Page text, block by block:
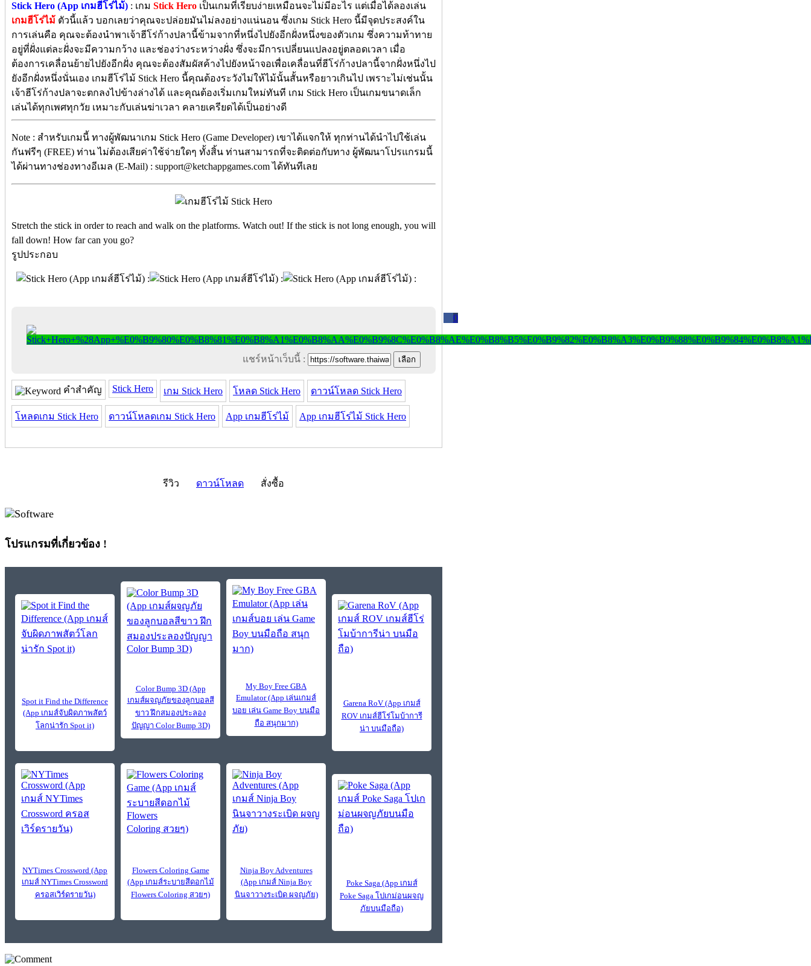
Stick Hero (App เกมฮีโร่ไม้) : เกม Stick Hero เป็นเกมที่เรียบง่ายเหมือนจะไม่มีอะไร แต่เมื่อได้ลองเล่น
เกมฮีโร่ไม้ ตัวนี้แล้ว บอกเลยว่าคุณจะปล่อยมันไม่ลงอย่างแน่นอน ซึ่งเกม Stick Hero นี้มีจุดประสงค์ใน
การเล่นคือ คุณจะต้องนำพาเจ้าฮีโร่ก้างปลานี้ข้ามจากที่หนึ่งไปยังอีกฝั่งหนึ่งของตัวเกม ซึ่งความท้าทาย
อยู่ที่ฝั่งแต่ละฝั่งจะมีความกว้าง และช่องว่างระหว่างฝั่ง ซึ่งจะมีการเปลี่ยนแปลงอยู่ตลอดเวลา เมื่อ
ต้องการเคลื่อนย้ายไปยังอีกฝั่ง คุณจะต้องสัมผัสค้างไปยังหน้าจอเพื่อเคลื่อนที่ฮีโร่ก้างปลานี้จากฝั่งหนึ่งไป
ยังอีกฝั่งหนึ่งนั่นเอง เกมฮีโร่ไม้ Stick Hero นี้คุณต้องระวังไม่ให้ไม้นั้นสั้นหรือยาวเกินไป เพราะไม่เช่นนั้น
เจ้าฮีโร่ก้างปลาจะตกลงไปข้างล่างได้ และคุณต้องเริ่มเกมใหม่ทันที เกม Stick Hero เป็นเกมขนาดเล็ก
เล่นได้ทุกเพศทุกวัย เหมาะกับเล่นฆ่าเวลา คลายเครียดได้เป็นอย่างดี
Note : สำหรับเกมนี้ ทางผู้พัฒนาเกม Stick Hero (Game Developer) เขาได้แจกให้ ทุกท่านได้นำไปใช้เล่น
กันฟรีๆ (FREE) ท่าน ไม่ต้องเสียค่าใช้จ่ายใดๆ ทั้งสิ้น ท่านสามารถที่จะติดต่อกับทาง ผู้พัฒนาโปรแกรมนี้
ได้ผ่านทางช่องทางอีเมล (E-Mail) : support@ketchappgames.com ได้ทันทีเลย
Stretch the stick in order to reach and walk on the platforms. Watch out! If the stick is not long enough, you will
fall down! How far can you go?
รูปประกอบ
0
แชร์หน้าเว็บนี้ :
คำสำคัญ Stick Hero เกม Stick Hero โหลด Stick Hero ดาวน์โหลด Stick Hero
โหลดเกม Stick Hero ดาวน์โหลดเกม Stick Hero App เกมฮีโร่ไม้ App เกมฮีโร่ไม้ Stick Hero
รีวิว ดาวน์โหลด สั่งซื้อ
โปรแกรมที่เกี่ยวข้อง !
Spot it Find the Difference
(App เกมส์จับผิดภาพสัตว์
โลกน่ารัก Spot it)
Color Bump 3D (App
เกมส์ผจญภัยของลูกบอลสี
ขาว ฝึกสมองประลอง
ปัญญา Color Bump 3D)
My Boy Free GBA
Emulator (App เล่นเกมส์
บอย เล่น Game Boy บนมือ
ถือ สนุกมาก)
Garena RoV (App เกมส์
ROV เกมส์ฮีโร่โมบ้าการี
น่า บนมือถือ)
NYTimes Crossword (App
เกมส์ NYTimes Crossword
ครอสเวิร์ดรายวัน)
Flowers Coloring Game
(App เกมส์ระบายสีดอกไม้
Flowers Coloring สวยๆ)
Ninja Boy Adventures
(App เกมส์ Ninja Boy
นินจาวางระเบิด ผจญภัย)
Poke Saga (App เกมส์
Poke Saga โปเกม่อนผจญ
ภัยบนมือถือ)